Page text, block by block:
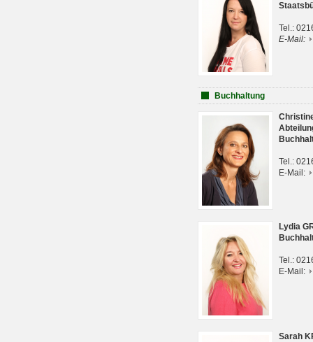
Tel.:
E-Mail:
Buchhaltung
Tel.:
E-Mail:
Lydia
Tel.:
E-Mail:
Sarah